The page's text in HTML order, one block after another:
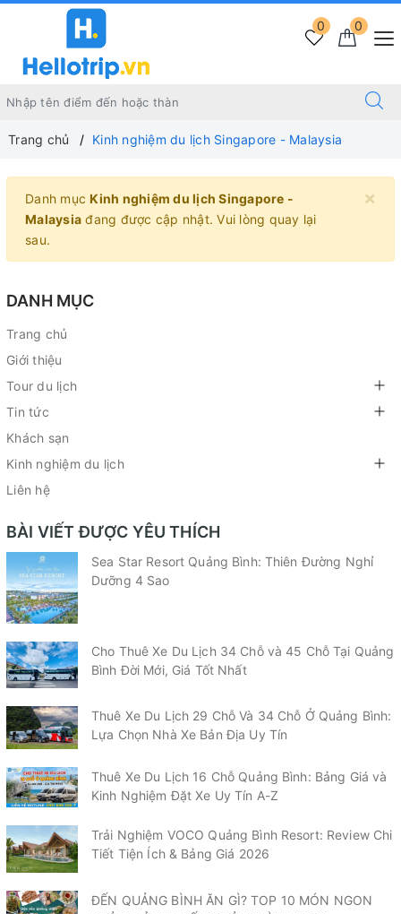
0
0
Trang chủ Kinh nghiệm du lịch Singapore - Malaysia
×
Danh mụcKinh nghiệm du lịch Singapore -
Malaysia đang được cập nhật. Vui lòng quay lại
sau.
DANH MỤC
Trang chủ
Giới thiệu
Tour du lịch
Tin tức
Khách sạn
Kinh nghiệm du lịch
Liên hệ
BÀI VIẾT ĐƯỢC YÊU THÍCH
Sea Star Resort Quảng Bình: Thiên Đường Nghỉ
Dưỡng 4 Sao
Cho Thuê Xe Du Lịch 34 Chỗ và 45 Chỗ Tại Quảng
Bình Đời Mới, Giá Tốt Nhất
Thuê Xe Du Lịch 29 Chỗ Và 34 Chỗ Ở Quảng Bình:
Lựa Chọn Nhà Xe Bản Địa Uy Tín
Thuê Xe Du Lịch 16 Chỗ Quảng Bình: Bảng Giá và
Kinh Nghiệm Đặt Xe Uy Tín A-Z
Trải Nghiệm VOCO Quảng Bình Resort: Review Chi
Tiết Tiện Ích & Bảng Giá 2026
ĐẾN QUẢNG BÌNH ĂN GÌ? TOP 10 MÓN NGON